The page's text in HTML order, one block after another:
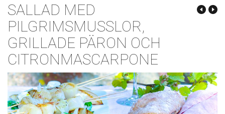
SALLAD MED
PILGRIMSMUSSLOR,
GRILLADE PÄRON OCH
CITRONMASCARPONE